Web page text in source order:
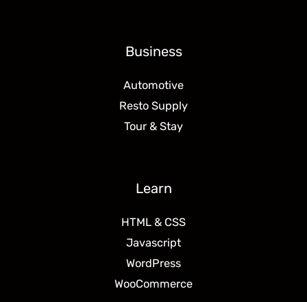
Business
Automotive
Resto Supply
Tour & Stay
Learn
HTML & CSS
Javascript
WordPress
WooCommerce